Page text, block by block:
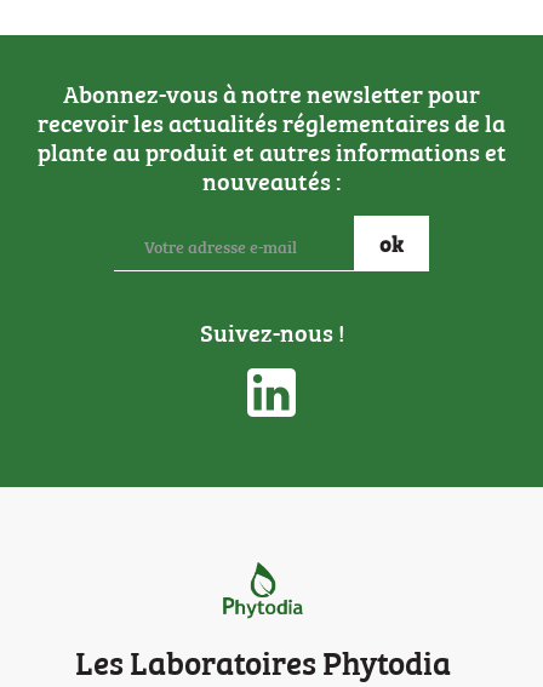
Abonnez-vous à notre newsletter pour
recevoir les actualités réglementaires de la
plante au produit et autres informations et
nouveautés :
Suivez-nous !
Les Laboratoires Phytodia